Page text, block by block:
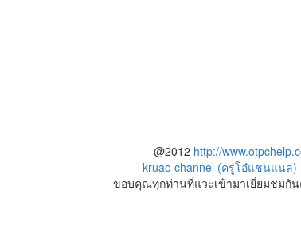
@2012 http://
kruao channel (ครูโอ๋แชนแนล)
ขอบคุณทุกท่านที่แวะเข้ามาเยี่ยมชมกั